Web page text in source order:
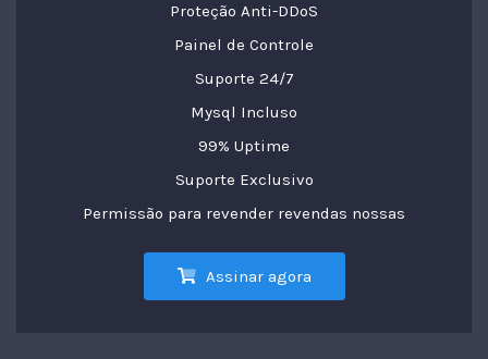
Proteção Anti-DDoS
Painel de Controle
Suporte 24/7
Mysql Incluso
99% Uptime
Suporte Exclusivo
Permissão para revender revendas nossas
Assinar agora